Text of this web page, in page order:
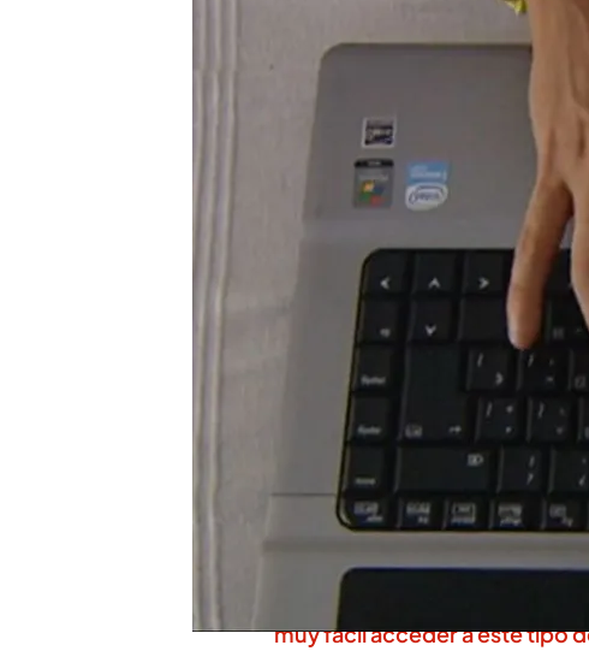
Redacción digital Noticias Cuatro
El Gobierno asegura que
pornografía de forma
Una adicción desde
puede condicionar a los
Un estudio muestra que
primera vez entre los 12 y los
Compartir
Cada vez son más los menores
. Según el estudio del
pornografía por primera vez
siendo su primer contacto a
muy fácil acceder a este tipo